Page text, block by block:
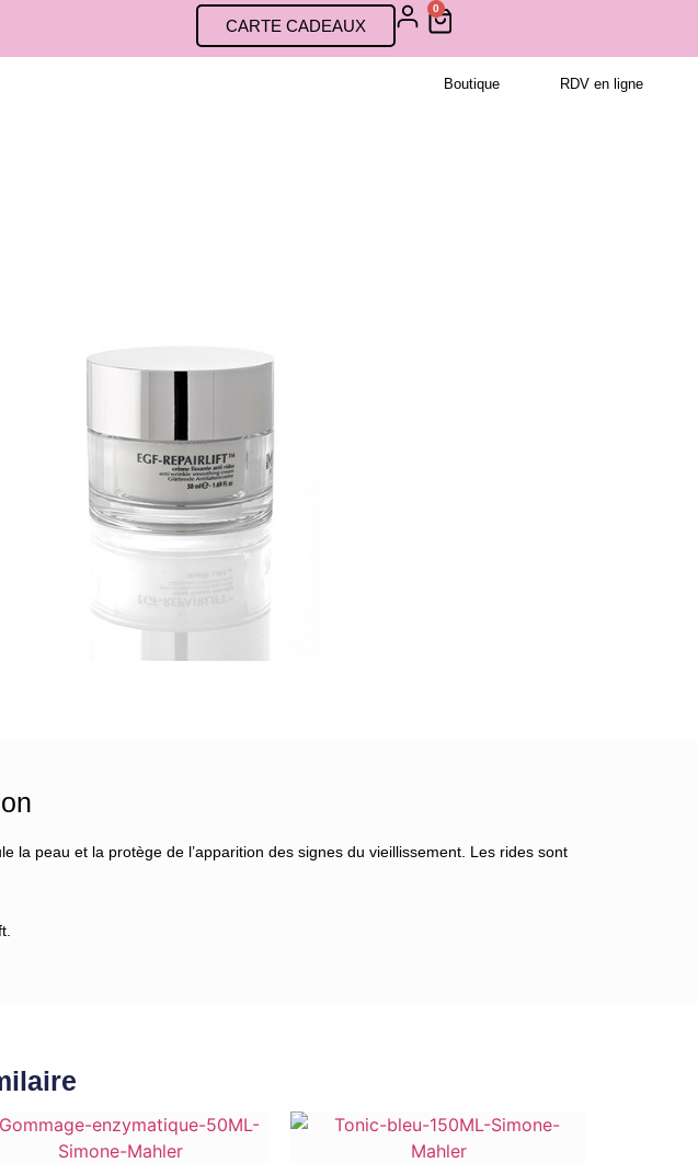
CARTE CADEAUX
0
Boutique RDV en ligne
la peau et la protège de l’apparition des signes du vieillissement. Les rides sont